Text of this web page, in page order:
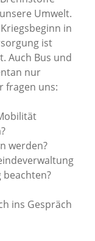
Umwelt.
in
ist
Auch Bus und
nur
fragen uns:
werden?
ins Gespräch